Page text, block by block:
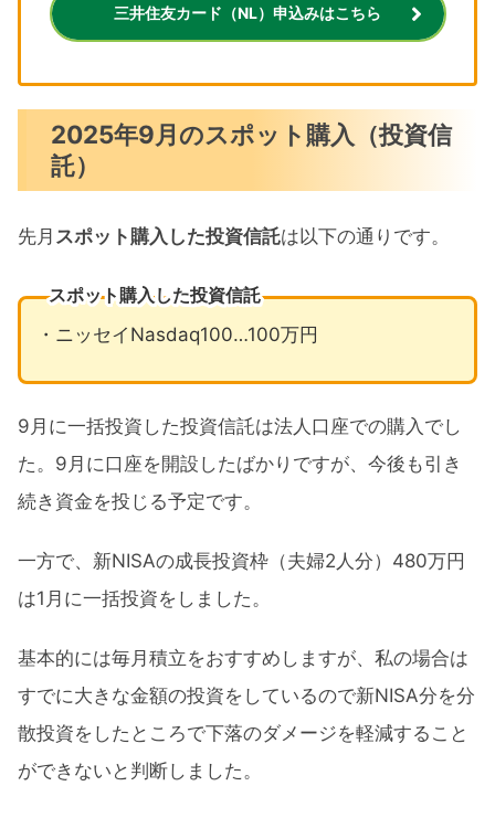
三井住友カード（NL）申込みはこちら
2025年9月のスポット購入（投資信
託）
先月 スポット購入した投資信託は以下の通りです。
スポット購入した投資信託
・ニッセイNasdaq100…100万円
9月に一括投資した投資信託は法人口座での購入でし
た。9月に口座を開設したばかりですが、今後も引き
続き資金を投じる予定です。
一方で、新NISAの成長投資枠（夫婦2人分）480万円
は1月に一括投資をしました。
基本的には毎月積立をおすすめしますが、私の場合は
すでに大きな金額の投資をしているので新NISA分を分
散投資をしたところで下落のダメージを軽減すること
ができないと判断しました。